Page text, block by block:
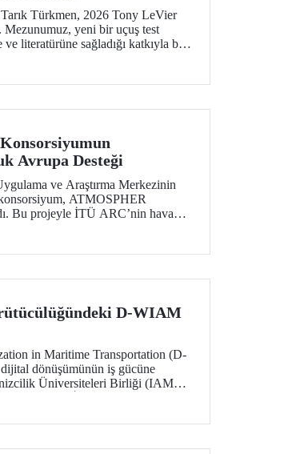
Türkmen, 2026 Tony LeVier
Mezunumuz, yeni bir uçuş test
literatürüne sağladığı katkıyla bu
Avrupa Desteği
ve Araştırma Merkezinin
ATMOSPHER
Bu projeyle İTÜ ARC’nin hava
dev isimler arasında yer
D-WIAM
in Maritime Transportation (D-
dönüşümünün iş gücüne
Üniversiteleri Birliği (IAMU)
ve Siber Tehditler
Düzenli yürütecek.